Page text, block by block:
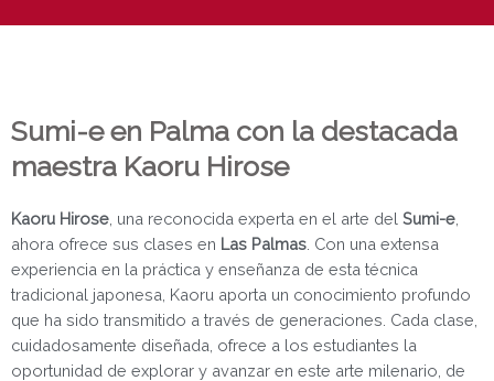
Sumi-e en Palma con la destacada
maestra Kaoru Hirose
Kaoru Hirose , una reconocida experta en el arte del Sumi-e
ahora ofrece sus clases en Las Palmas . Con una extensa
experiencia en la práctica y enseñanza de esta técnica
tradicional japonesa, Kaoru aporta un conocimiento profundo
que ha sido transmitido a través de generaciones. Cada clase,
cuidadosamente diseñada, ofrece a los estudiantes la
oportunidad de explorar y avanzar en este arte milenario, de